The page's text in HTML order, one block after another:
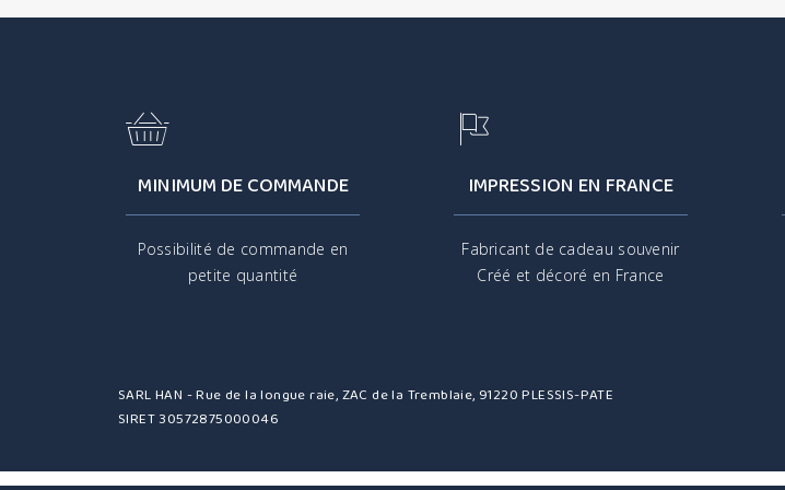
MINIMUM DE COMMANDE
Possibilité de commande en
petite quantité
IMPRESSION EN FRANCE
Fabricant de cadeau souvenir
Créé et décoré en France
SARL HAN - Rue de la longue raie, ZAC de la Tremblaie, 91220 PLESSIS-PATE
SIRET 30572875000046